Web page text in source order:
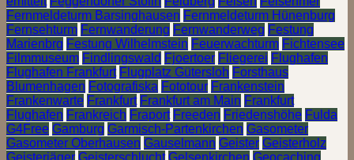
Fernmeldeturm Barsinghausen Fernmeldeturm Hünenburg
Fernsehturm Fernwanderung Fernwanderweg Festung
Marienbrg Festung Wilhelmstein Feuerwachturm Fichtensee
Filmmuseum Findlingswald Fjoertoer Fliegerei Flughafen
Flughafen Frankfurt Flugplatz Gütersloh Forsthaus
Blumenhagen Fotografiska Fototour Frankenstein
Frankenwarte Frankfurt Frankfurt am Main Frankfurt
Flughafen Frankreich Fraport Freeden Friedenshöhe Fulda
G4Free Gamburg Garmisch-Partenkirchen Gasometer
Gasometer Oberhausen Gauselmann Geister Geisterholz